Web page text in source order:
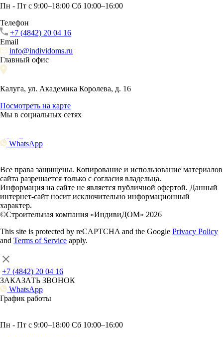
Пн - Пт с 9:00–18:00 Сб 10:00–16:00
Телефон
+7 (4842) 20 04 16
Email
info@individoms.ru
Главный офис
Калуга, ул. Академика Королева, д. 16
Посмотреть на карте
Мы в социальных сетях
WhatsApp
Все права защищены. Копирование и использование материалов
сайта разрешается только с согласия владельца.
Информация на сайте не является публичной офертой. Данный
интернет-сайт носит исключительно информационный
характер.
©Строительная компания «ИндивиДОМ» 2026
This site is protected by reCAPTCHA and the Google Privacy Policy
and Terms of Service apply.
+7 (4842) 20 04 16
ЗАКАЗАТЬ ЗВОНОК
WhatsApp
График работы
Пн - Пт с 9:00–18:00 Сб 10:00–16:00